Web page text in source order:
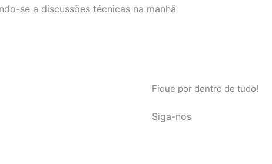
se a discussões técnicas na manhã
Fique por dentro de tudo!
Siga-nos